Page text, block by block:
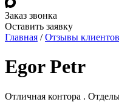
Заказ звонка
Оставить заявку
Главная /Отзывы
Egor Petr
Отличная контора .